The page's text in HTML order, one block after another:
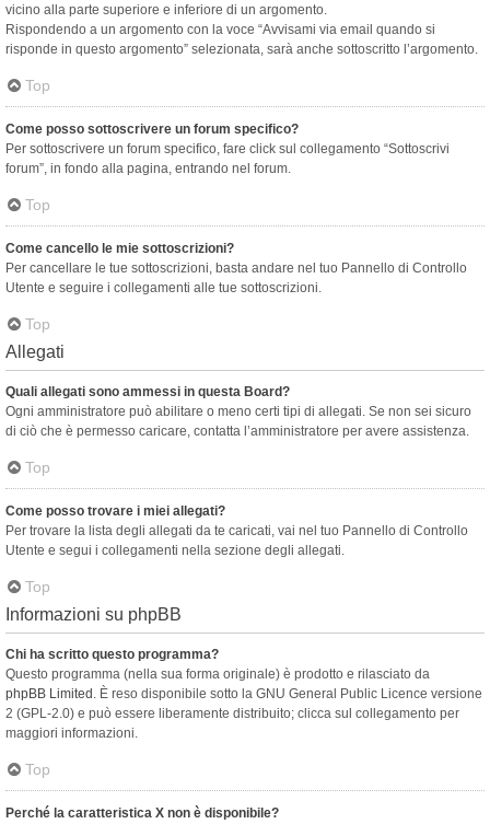
vicino alla parte superiore e inferiore di un argomento.
Rispondendo a un argomento con la voce “Avvisami via email quando si
risponde in questo argomento” selezionata, sarà anche sottoscritto l’argomento.
Top
Come posso sottoscrivere un forum specifico?
Per sottoscrivere un forum specifico, fare click sul collegamento “Sottoscrivi
forum”, in fondo alla pagina, entrando nel forum.
Top
Come cancello le mie sottoscrizioni?
Per cancellare le tue sottoscrizioni, basta andare nel tuo Pannello di Controllo
Utente e seguire i collegamenti alle tue sottoscrizioni.
Top
Allegati
Quali allegati sono ammessi in questa Board?
Ogni amministratore può abilitare o meno certi tipi di allegati. Se non sei sicuro
di ciò che è permesso caricare, contatta l’amministratore per avere assistenza.
Top
Come posso trovare i miei allegati?
Per trovare la lista degli allegati da te caricati, vai nel tuo Pannello di Controllo
Utente e segui i collegamenti nella sezione degli allegati.
Top
Informazioni su phpBB
Chi ha scritto questo programma?
Questo programma (nella sua forma originale) è prodotto e rilasciato da
phpBB Limited . È reso disponibile sotto la GNU General Public Licence versione
2 (GPL-2.0) e può essere liberamente distribuito; clicca sul collegamento per
maggiori informazioni.
Top
Perché la caratteristica X non è disponibile?